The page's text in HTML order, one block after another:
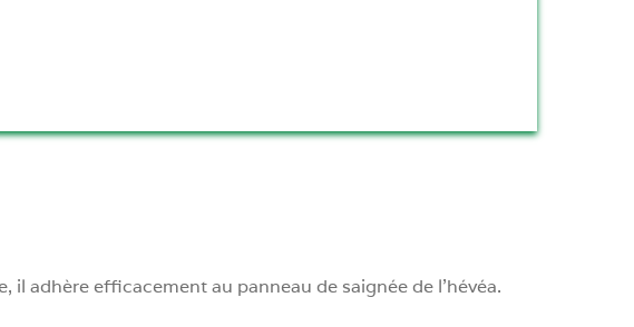
adhère efficacement au panneau de saignée de l’hévéa.